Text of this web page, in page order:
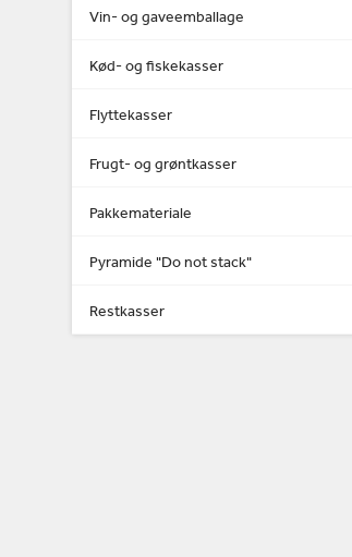
Vin- og gaveemballage
Kød- og fiskekasser
Flyttekasser
Frugt- og grøntkasser
Pakkemateriale
Pyramide "Do not stack"
Restkasser